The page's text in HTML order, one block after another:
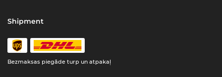
Shipment
Bezmaksas piegāde turp un atpakaļ